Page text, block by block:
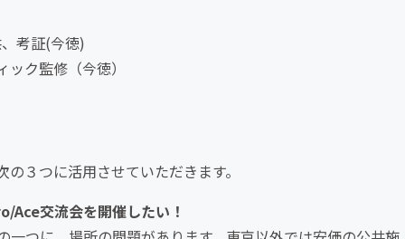
考証(今徳)
ク監修（今徳）
３つに活用させていただきます。
Ace交流会を開催したい！